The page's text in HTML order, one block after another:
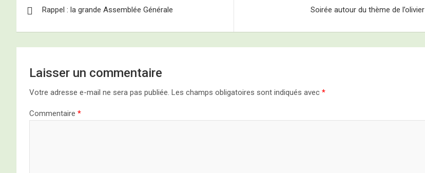
de
Rappel : la grande Assemblée Générale Soirée autour du thème de l’olivier
Laisser un commentaire
Votre adresse e-mail ne sera pas publiée. Les champs obligatoires sont indiqués avec *
Commentaire *